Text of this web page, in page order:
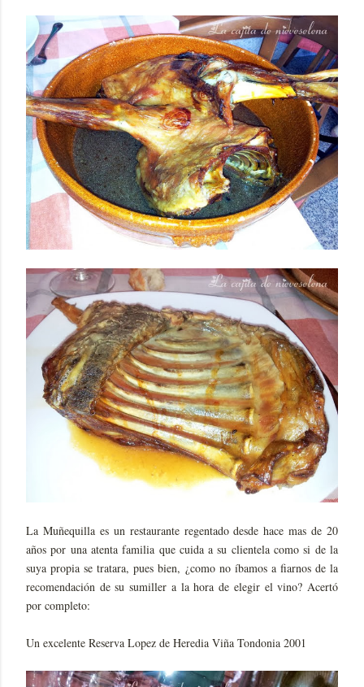
La Muñequilla es un restaurante regentado desde hace mas de 20
años por una atenta familia que cuida a su clientela como si de la
suya propia se tratara, pues bien, ¿como no íbamos a fiarnos de la
recomendación de su sumiller a la hora de elegir el vino? Acertó
por completo:
Un excelente Reserva Lopez de Heredia Viña Tondonia 2001